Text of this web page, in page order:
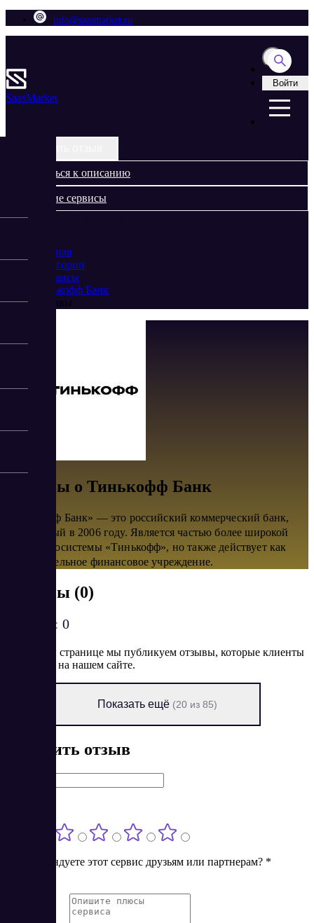
info@saasmarket.ru
SaasMarket
Войти
Вернуться к описанию
Похожие сервисы
Главная
Категории
Финансы
Тинькофф Банк
Отзывы
Отзывы о Тинькофф Банк
«Тинькофф Банк» — это российский коммерческий банк,
основанный в 2006 году. Является частью более широкой
онлайн-экосистемы «Тинькофф», но также действует как
самостоятельное финансовое учреждение.
Отзывы (0)
Рейтинг: 0
На данной странице мы публикуем отзывы, которые клиенты
оставляют на нашем сайте.
Показать ещё (20 из 85)
Оставить отзыв
Порекомендуете этот сервис друзьям или партнерам? *